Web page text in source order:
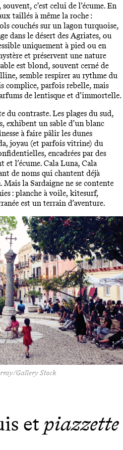
c’est celui de l’écume. En
taillés à même la roche :
couchés sur un lagon turquoise,
dans le désert des Agriates, ou
uniquement à pied ou en
et préservent une nature
est blond, souvent cerné de
semble respirer au rythme du
complice, parfois rebelle, mais
de lentisque et d’immortelle.
du contraste. Les plages du sud,
exhibent un sable d’un blanc
à faire pâlir les dunes
joyau (et parfois vitrine) du
encadrées par des
et l’écume. Cala Luna, Cala
de noms qui chantent déjà
Mais la Sardaigne ne se contente
: planche à voile, kitesurf,
est un terrain d’aventure.
Gallery Stock
et piazzette